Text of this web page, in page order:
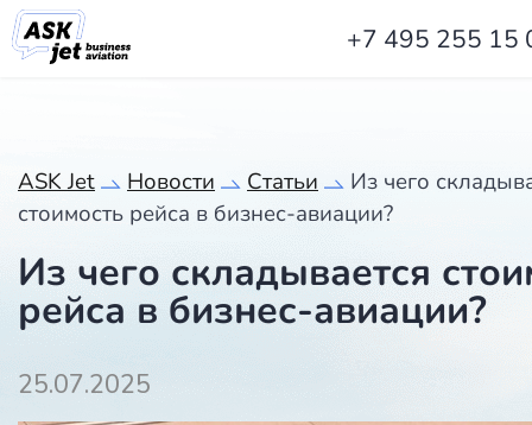
+7 495 255 15
ASK Jet Новости Статьи
️Из чего
стоимость рейса в бизнес-авиации?
️Из чего складывается
рейса в бизнес-авиации?
25.07.2025